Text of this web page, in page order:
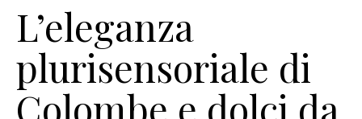
L’eleganza
plurisensoriale di
Colombe e dolci da